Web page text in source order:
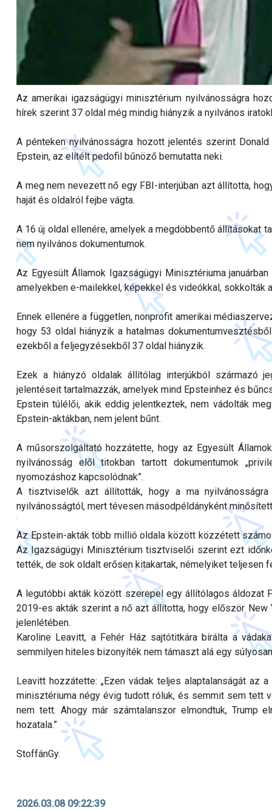
Az amerikai igazságügyi minisztérium nyilvánosságra
hírek szerint 37 oldal még mindig hiányzik a nyilvános
A pénteken nyilvánosságra hozott jelentés szerint
Epstein, az elítélt pedofil bűnöző bemutatta neki.
A meg nem nevezett nő egy FBI-interjúban azt állította,
haját és oldalról fejbe vágta.
A 16 új oldal ellenére, amelyek a megdöbbentő állításokat
nem nyilvános dokumentumok.
Az Egyesült Államok Igazságügyi Minisztériuma
amelyekben e-mailekkel, képekkel és videókkal, sokkolták
Ennek ellenére a független, nonprofit amerikai
hogy 53 oldal hiányzik a hatalmas
ezekből a feljegyzésekből 37 oldal hiányzik.
Ezek a hiányzó oldalak állítólag interjúkból származó
jelentéseit tartalmazzák, amelyek mind Epsteinhez és
Epstein túlélői, akik eddig jelentkeztek, nem vádolták
Epstein-aktákban, nem jelent bűnt.
A műsorszolgáltató hozzátette, hogy az Egyesült
nyilvánosság elől titokban tartott dokumentumok
nyomozáshoz kapcsolódnak”.
A tisztviselők azt állították, hogy a ma
nyilvánosságtól, mert tévesen másodpéldányként
Az Epstein-akták több millió oldala között közzétett
Az Igazságügyi Minisztérium tisztviselői szerint ezt
tették, de sok oldalt erősen kitakartak, némelyiket teljesen
A legutóbbi akták között szerepel egy állítólagos áldozat
2019-es akták szerint a nő azt állította, hogy először
jelenlétében.
Karoline Leavitt, a Fehér Ház sajtótitkára bírálta a
semmilyen hiteles bizonyíték nem támaszt alá egy
Leavitt hozzátette: „Ezen vádak teljes alaptalanságát az
minisztériuma négy évig tudott róluk, és semmit sem tett
nem tett. Ahogy már számtalanszor elmondtuk, Trump
hozatala.”
StoffánGy.
2026.03.08 09:22:39